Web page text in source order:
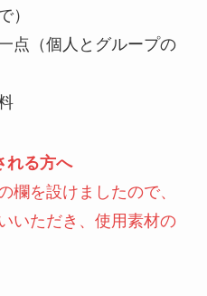
）
（個人とグループの
れる方へ
を設けましたので、
いただき、使用素材の